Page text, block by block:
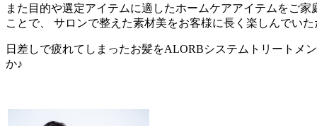
また目的や選定アイテムに適したホームケアアイテムをご家
ことで、 サロンで整えた素材美をお客様に長く楽しんでい
日差しで疲れてしまったお髪をALORBシステムトリートメ
か♪